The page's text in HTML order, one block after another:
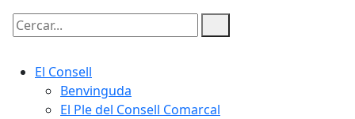
Cercar:
El Consell
Benvinguda
El Ple del Consell Comarcal